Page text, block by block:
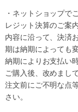
・ネットショップで
レジット決算のご案
内容に沿って、決済
期は納期によっても
納期によりお支払い
ご購入後、改めまし
注文前にご不明な点
さい。